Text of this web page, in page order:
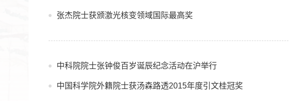
张杰院士获颁激光核变领域国际最高奖
中科院院士张钟俊百岁诞辰纪念活动在沪举行
中国科学院外籍院士获汤森路透2015年度引文桂冠奖